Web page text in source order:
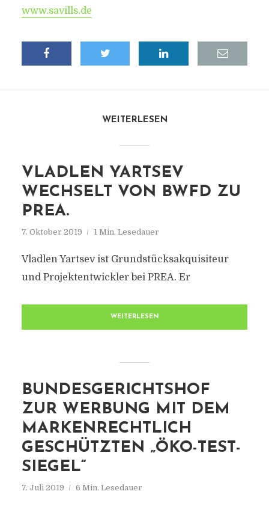
www.savills.de
WEITERLESEN
VLADLEN YARTSEV
WECHSELT VON BWFD ZU
PREA.
7. Oktober 2019 1 Min. Lesedauer
Vladlen Yartsev ist Grundstücksakquisiteur
und Projektentwickler bei PREA. Er
WEITERLESEN
BUNDESGERICHTSHOF
ZUR WERBUNG MIT DEM
MARKENRECHTLICH
GESCHÜTZTEN „ÖKO-TEST-
SIEGEL“
7. Juli 2019 6 Min. Lesedauer